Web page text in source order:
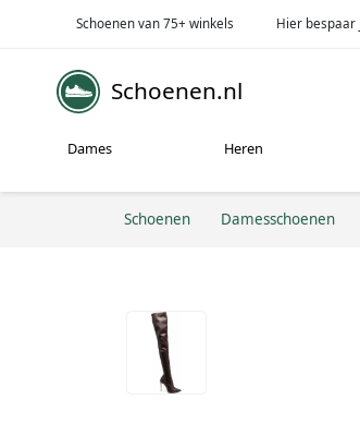
Schoenen van 75+ winkels Hier bespaar
Schoenen.nl
Dames Heren
Schoenen Damesschoenen